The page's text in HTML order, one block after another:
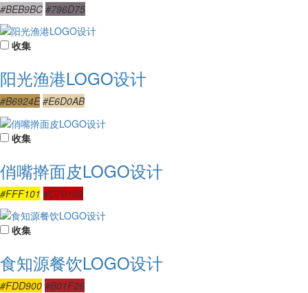
#BEB9BC #796D75
收集
阳光渔港LOGO设计
#B6924E #E6D0AB
收集
俏嘴擀面皮LOGO设计
#FFF101 #C70109
收集
食知源餐饮LOGO设计
#FDD900 #B01F26